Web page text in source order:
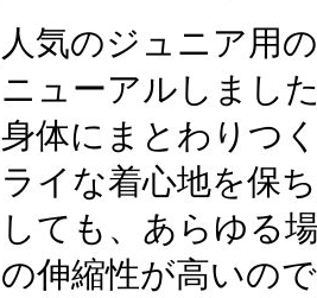
人気のジュニア用
ニューアルしまし
身体にまとわりつ
ライな着心地を保
しても、あらゆる
の伸縮性が高いの